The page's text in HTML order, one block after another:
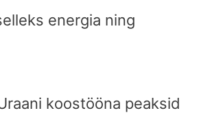
energia ning
koostööna peaksid